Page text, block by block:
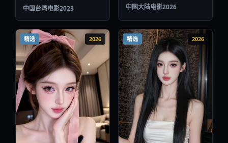
中国台湾电影2023 中国大陆电影2026
精选 2026 精选 2026